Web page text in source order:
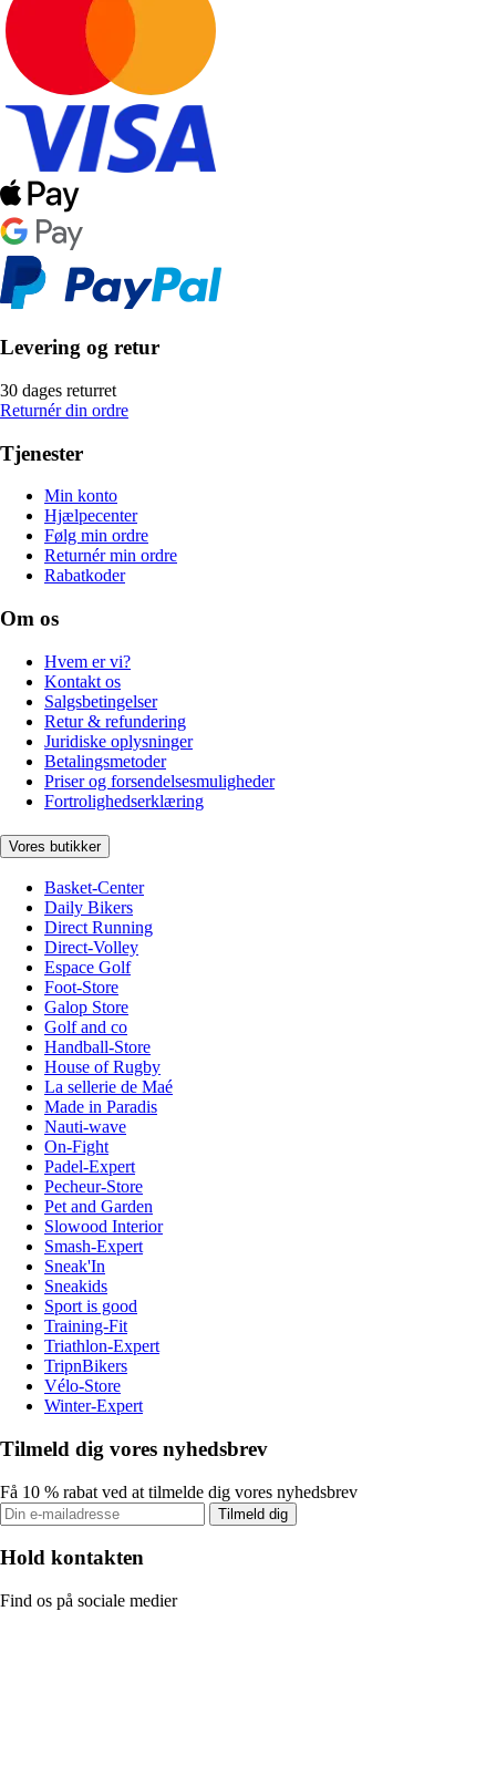
Levering og retur
30 dages returret
Returnér din ordre
Tjenester
Min konto
Hjælpecenter
Følg min ordre
Returnér min ordre
Rabatkoder
Om os
Hvem er vi?
Kontakt os
Salgsbetingelser
Retur & refundering
Juridiske oplysninger
Betalingsmetoder
Priser og forsendelsesmuligheder
Fortrolighedserklæring
Vores butikker
Basket-Center
Daily Bikers
Direct Running
Direct-Volley
Espace Golf
Foot-Store
Galop Store
Golf and co
Handball-Store
House of Rugby
La sellerie de Maé
Made in Paradis
Nauti-wave
On-Fight
Padel-Expert
Pecheur-Store
Pet and Garden
Slowood Interior
Smash-Expert
Sneak'In
Sneakids
Sport is good
Training-Fit
Triathlon-Expert
TripnBikers
Vélo-Store
Winter-Expert
Tilmeld dig vores nyhedsbrev
Få 10 % rabat ved at tilmelde dig vores nyhedsbrev
Tilmeld dig
Hold kontakten
Find os på sociale medier